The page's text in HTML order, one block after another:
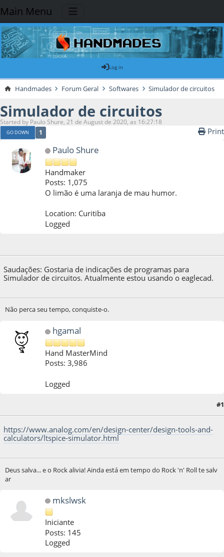
Main Menu
Log in
Handmades Forum Geral Softwares Simulador de circuitos
Simulador de circuitos
Started by Paulo Shure, 21 de August de 2020, as 16:27:18
GO DOWN 1 Print
Paulo Shure
Handmaker
Posts: 1,075
O limão é uma laranja de mau humor.
Location: Curitiba
Logged
Saudações: Gostaria de indicações de programas para
Simulador de circuitos. Atualmente estou usando o eaglecad.
Não perca seu tempo, conquiste-o.
hgamal
Hand MasterMind
Posts: 3,986
Logged
#1
https://www.analog.com/en/design-center/design-tools-and-
calculators/ltspice-simulator.html
Deus salva... e o Rock alivia! Ainda está em tempo do Rock 'n' Roll te salv
ar
mkslwsk
Iniciante
Posts: 145
Logged